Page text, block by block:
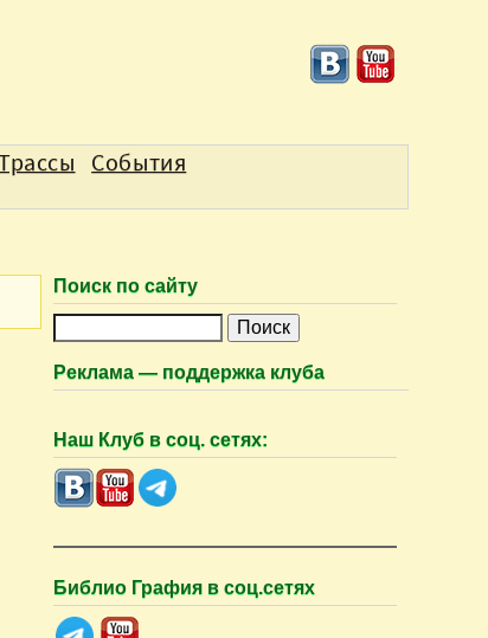
События
Поиск по сайту
и
к
Реклама — поддержка клуба
Наш Клуб в соц. сетях:
Библио Графия в соц.сетях